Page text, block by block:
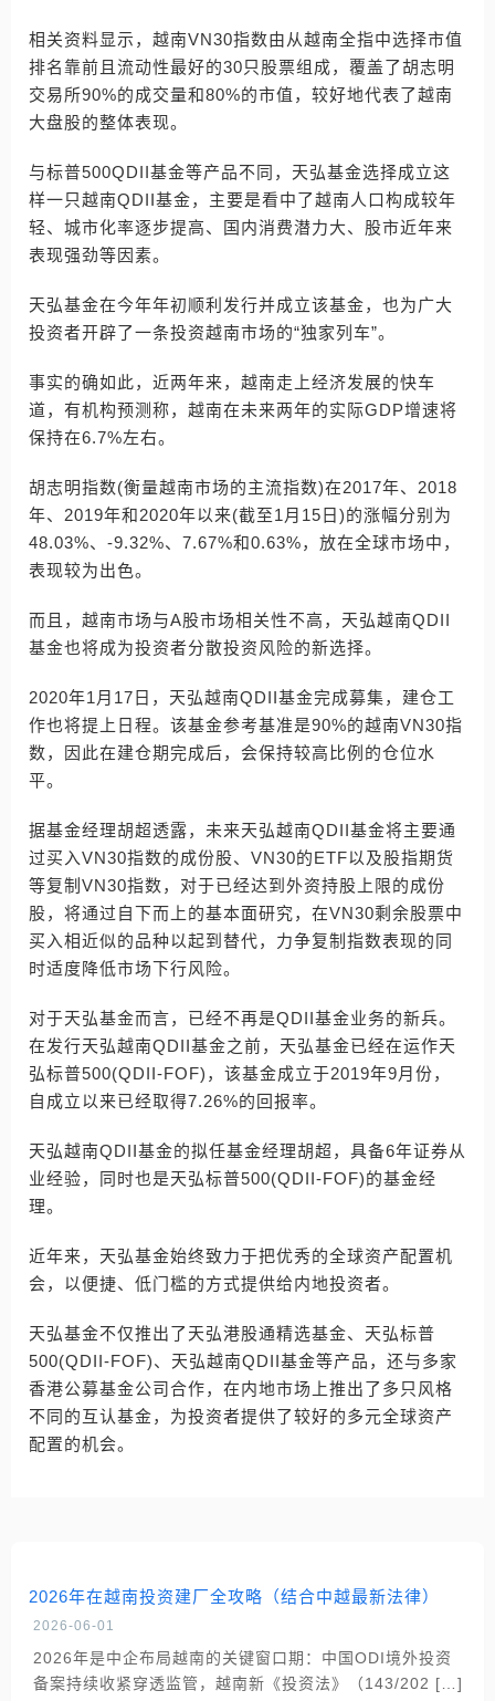
相关资料显示，越南VN30指数由从越南全指中选择市值
排名靠前且流动性最好的30只股票组成，覆盖了胡志明
交易所90%的成交量和80%的市值，较好地代表了越南
大盘股的整体表现。
与标普500QDII基金等产品不同，天弘基金选择成立这
样一只越南QDII基金，主要是看中了越南人口构成较年
轻、城市化率逐步提高、国内消费潜力大、股市近年来
表现强劲等因素。
天弘基金在今年年初顺利发行并成立该基金，也为广大
投资者开辟了一条投资越南市场的“独家列车”。
事实的确如此，近两年来，越南走上经济发展的快车
道，有机构预测称，越南在未来两年的实际GDP增速将
保持在6.7%左右。
胡志明指数(衡量越南市场的主流指数)在2017年、2018
年、2019年和2020年以来(截至1月15日)的涨幅分别为
48.03%、-9.32%、7.67%和0.63%，放在全球市场中，
表现较为出色。
而且，越南市场与A股市场相关性不高，天弘越南QDII
基金也将成为投资者分散投资风险的新选择。
2020年1月17日，天弘越南QDII基金完成募集，建仓工
作也将提上日程。该基金参考基准是90%的越南VN30指
数，因此在建仓期完成后，会保持较高比例的仓位水
平。
据基金经理胡超透露，未来天弘越南QDII基金将主要通
过买入VN30指数的成份股、VN30的ETF以及股指期货
等复制VN30指数，对于已经达到外资持股上限的成份
股，将通过自下而上的基本面研究，在VN30剩余股票中
买入相近似的品种以起到替代，力争复制指数表现的同
时适度降低市场下行风险。
对于天弘基金而言，已经不再是QDII基金业务的新兵。
在发行天弘越南QDII基金之前，天弘基金已经在运作天
弘标普500(QDII-FOF)，该基金成立于2019年9月份，
自成立以来已经取得7.26%的回报率。
天弘越南QDII基金的拟任基金经理胡超，具备6年证券从
业经验，同时也是天弘标普500(QDII-FOF)的基金经
理。
近年来，天弘基金始终致力于把优秀的全球资产配置机
会，以便捷、低门槛的方式提供给内地投资者。
天弘基金不仅推出了天弘港股通精选基金、天弘标普
500(QDII-FOF)、天弘越南QDII基金等产品，还与多家
香港公募基金公司合作，在内地市场上推出了多只风格
不同的互认基金，为投资者提供了较好的多元全球资产
配置的机会。
2026年在越南投资建厂全攻略（结合中越最新法律）
2026-06-01
2026年是中企布局越南的关键窗口期：中国ODI境外投资
备案持续收紧穿透监管，越南新《投资法》（143/202 […]